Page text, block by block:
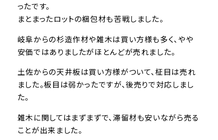
ったです。
まとまったロットの梱包材も苦戦しました。
岐阜からの杉造作材や雑木は買い方様も多く、やや
安価ではありましたがほとんどが売れました。
土佐からの天井板は買い方様がついて、柾目は売れ
ました。板目は弱かったですが、後売りで対応しまし
た。
雑木に関してはまずまずで、滞留材も安いながら売る
ことが出来ました。